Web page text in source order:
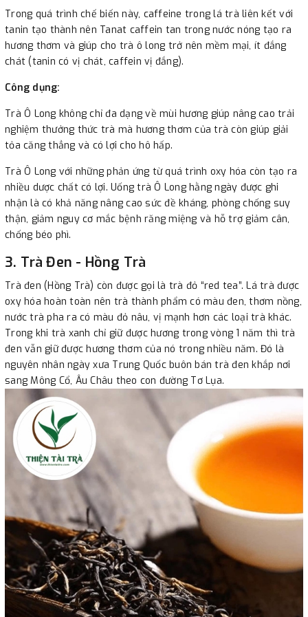
Trong quá trình chế biến này, caffeine trong lá trà liên kết với
tanin tạo thành nên Tanat caffein tan trong nước nóng tạo ra
hương thơm và giúp cho trà ô long trở nên mềm mại, ít đắng
chát (tanin có vị chát, caffein vị đắng).
Công dụng:
Trà Ô Long không chỉ đa dạng về mùi hương giúp nâng cao trải
nghiệm thưởng thức trà mà hương thơm của trà còn giúp giải
tỏa căng thẳng và có lợi cho hô hấp.
Trà Ô Long với những phản ứng từ quá trình oxy hóa còn tạo ra
nhiều dược chất có lợi. Uống trà Ô Long hằng ngày được ghi
nhận là có khả năng nâng cao sức đề kháng, phòng chống suy
thận, giảm nguy cơ mắc bệnh răng miệng và hỗ trợ giảm cân,
chống béo phì.
3. Trà Đen - Hồng Trà
​Trà đen (Hồng Trà) còn được gọi là trà đỏ “red tea”. Lá trà được
oxy hóa hoàn toàn nên trà thành phẩm có màu đen, thơm nồng,
nước trà pha ra có màu đỏ nâu, vị mạnh hơn các loại trà khác.
Trong khi trà xanh chỉ giữ được hương trong vòng 1 năm thì trà
đen vẫn giữ được hương thơm của nó trong nhiều năm. Đó là
nguyên nhân ngày xưa Trung Quốc buôn bán trà đen khắp nơi
sang Mông Cổ, Âu Châu theo con đường Tơ Lụa.